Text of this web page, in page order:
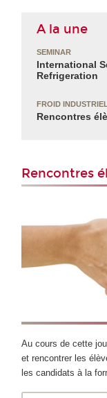
A la une
SEMINAR
International
Refrigeration
FROID INDUSTRIEL
Rencontres
Rencontres
Au cours de cette
et rencontrer les
les candidats à la